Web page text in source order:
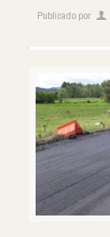
Publicado por